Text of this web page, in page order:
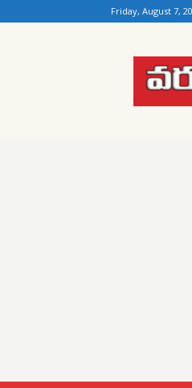
Friday, August 7,